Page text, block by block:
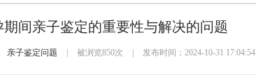
期间亲子鉴定的重要性与解决的问题
亲子鉴定问题 被浏览850次 发布时间：2024-10-31 17:04:54